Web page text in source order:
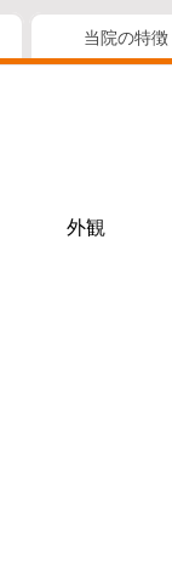
当院の特徴
外観